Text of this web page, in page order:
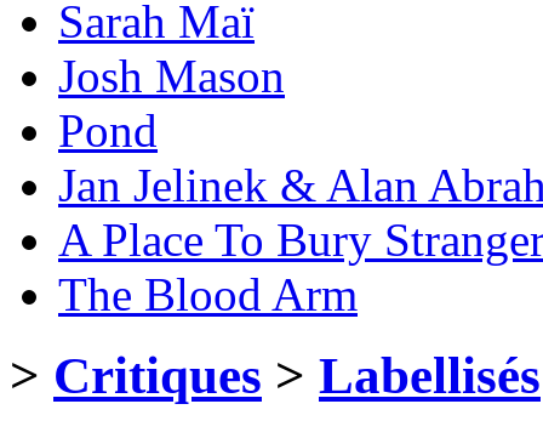
Sarah Maï
Josh Mason
Pond
Jan Jelinek & Alan
A Place To Bury
The Blood Arm
> Critiques > Labellisés